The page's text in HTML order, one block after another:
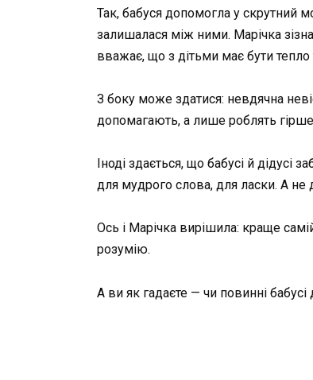
Так, бабуся допомогла у скрутний
залишалася між ними. Марічка
вважає, що з дітьми має бути
З боку може здатися: невдячна
допомагають, а лише роблять гірше
Іноді здається, що бабусі й
для мудрого слова, для ласки. А не
Ось і Марічка вирішила: краще
розумію.
А ви як гадаєте — чи повинні